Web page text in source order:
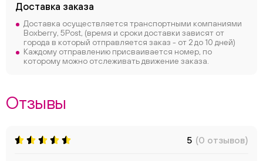
Доставка заказа
Доставка осуществляется транспортными компаниями
Boxberry, 5Post, (время и сроки доставки зависят от
города в который отправляется заказ - от 2 до 10 дней)
Каждому отправлению присваивается номер, по
которому можно отслеживать движение заказа.
Отзывы
5 (0 отзывов)